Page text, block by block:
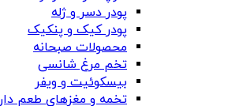
پودر دسر و ژله
پودر کیک و پنکیک
محصولات صبحانه
تخم مرغ شانسی
بیسکوئیت و ویفر
تخمه و مغزهای طعم دار